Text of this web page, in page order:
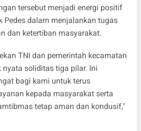
tersebut menjadi energi positif
Pedes dalam menjalankan tugas
dan ketertiban masyarakat.
TNI dan pemerintah kecamatan
nyata soliditas tiga pilar. Ini
bagi kami untuk terus
kepada masyarakat serta
tetap aman dan kondusif,"